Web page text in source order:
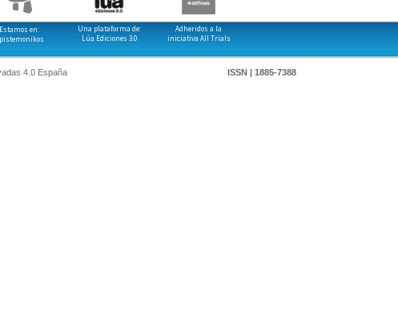
Estamos en:
Una plataforma de:
Lúa Ediciones 3.0
Adheridos a la
iniciativa All Trials
4.0 España ISSN | 1885-7388